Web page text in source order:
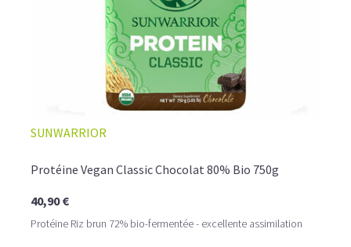
SUNWARRIOR
Protéine Vegan Classic Chocolat 80% Bio 750g
40,90 €
Protéine Riz brun 72% bio-fermentée - excellente assimilation